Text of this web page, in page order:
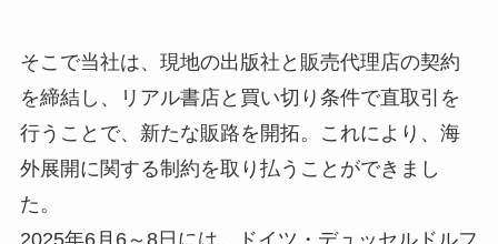
そこで当社は、現地の出版社と販売代理店の契約
を締結し、リアル書店と買い切り条件で直取引を
行うことで、新たな販路を開拓。これにより、海
外展開に関する制約を取り払うことができまし
た。